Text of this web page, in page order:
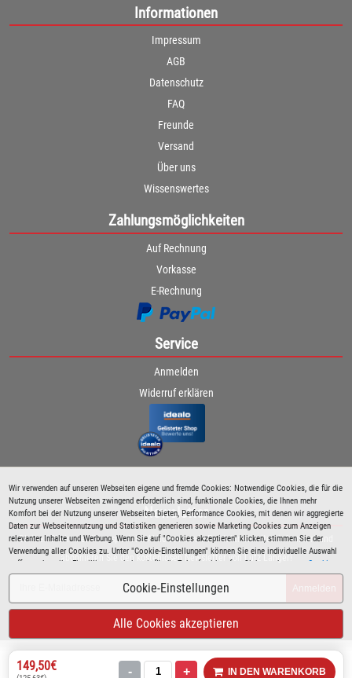
Wir verwenden auf unseren Webseiten eigene und fremde Cookies: Notwendige Cookies, die für die
Nutzung unserer Webseiten zwingend erforderlich sind, funktionale Cookies, die Ihnen mehr
Komfort bei der Nutzung unserer Webseiten bieten, Performance Cookies, mit denen wir aggregierte
Daten zur Webseitennutzung und Statistiken generieren sowie Marketing Cookies zum Anzeigen
relevanter Inhalte und Werbung. Wenn Sie auf "Cookies akzeptieren" klicken, stimmen Sie der
Verwendung aller Cookies zu. Unter "Cookie-Einstellungen" können Sie eine individuelle Auswahl
treffen und erteilte Einwilligungen jederzeit für die Zukunft widerrufen. Siehe auch unsere Cookie
Richtlinie.
Cookie-Einstellungen
Alle Cookies akzeptieren
149,50€ - + IN DEN WARENKORB
Informationen
Impressum
AGB
Datenschutz
FAQ
Freunde
Versand
Über uns
Wissenswertes
Zahlungsmöglichkeiten
Auf Rechnung
Vorkasse
E-Rechnung
Service
Anmelden
Widerruf erklären
Newsletter
Bleiben Sie immer über spezielle Aktionen sowie Produktneuheiten informiert und
abonnieren Sie den kostenlosen Newsletter von Lutz Langer!